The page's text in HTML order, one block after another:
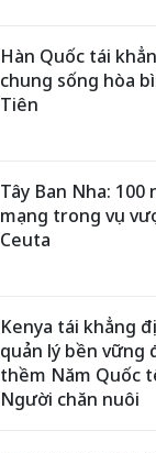
Hàn Quốc tái
chung sống hòa
Tiên
Tây Ban Nha:
mạng trong vụ
Ceuta
Kenya tái khẳng
quản lý bền vững
thềm Năm Quốc
Người chăn nuôi